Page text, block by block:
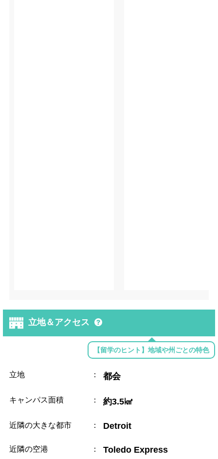
立地＆アクセス
【留学のヒント】地域や州ごとの特色
立地 ： 都会
キャンパス面積 ： 約3.5㎢
近隣の大きな都市 ： Detroit
近隣の空港 ： Toledo Express